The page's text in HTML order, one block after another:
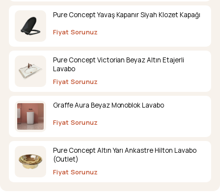
Pure Concept Yavaş Kapanır Siyah Klozet Kapağı
Fiyat Sorunuz
Pure Concept Victorian Beyaz Altın Etajerli
Lavabo
Fiyat Sorunuz
Graffe Aura Beyaz Monoblok Lavabo
Fiyat Sorunuz
Pure Concept Altın Yarı Ankastre Hilton Lavabo
(Outlet)
Fiyat Sorunuz